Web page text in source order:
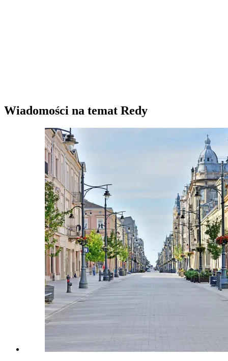
Wiadomości na temat Redy